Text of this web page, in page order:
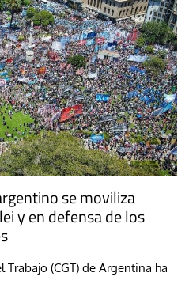
se moviliza
y en defensa de los
(CGT) de Argentina ha